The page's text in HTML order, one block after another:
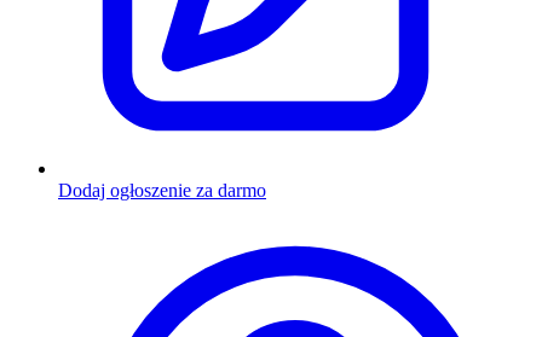
Dodaj ogłoszenie za darmo